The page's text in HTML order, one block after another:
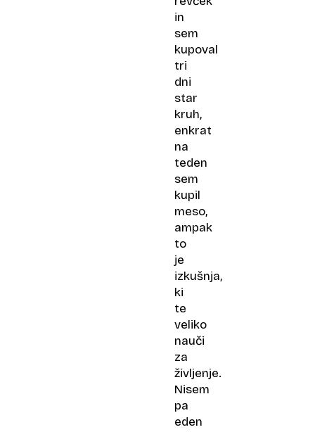
in
sem
kupoval
tri
dni
star
kruh,
enkrat
na
teden
sem
kupil
meso,
ampak
to
je
izkušnja,
ki
te
veliko
nauči
za
življenje.
Nisem
pa
eden